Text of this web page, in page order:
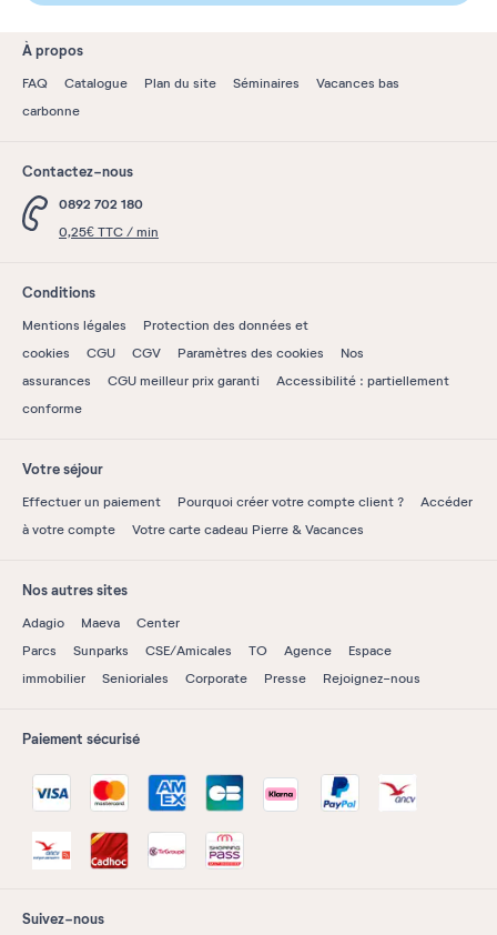
À propos
FAQ Catalogue Plan du site Séminaires
Vacances bas
carbonne
Contactez-nous
0892 702 180
0,25€ TTC / min
Conditions
Mentions légales
Protection des données et
cookies
CGU CGV Paramètres des cookies
Nos
assurances
CGU meilleur prix garanti
Accessibilité : partiellement
conforme
Votre séjour
Effectuer un paiement Pourquoi créer votre compte client ?
Accéder
à votre compte
Votre carte cadeau Pierre & Vacances
Nos autres sites
Adagio Maeva
Center
Parcs
Sunparks CSE/Amicales TO Agence
Espace
immobilier
Senioriales Corporate Presse Rejoignez-nous
Paiement sécurisé
Suivez-nous